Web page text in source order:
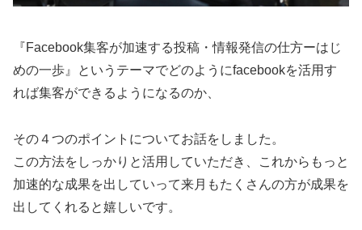
『Facebook集客が加速する投稿・情報発信の仕方ーはじ
めの一歩』というテーマでどのようにfacebookを活用す
れば集客ができるようになるのか、
その４つのポイントについてお話をしました。
この方法をしっかりと活用していただき、これからもっと
加速的な成果を出していって来月もたくさんの方が成果を
出してくれると嬉しいです。